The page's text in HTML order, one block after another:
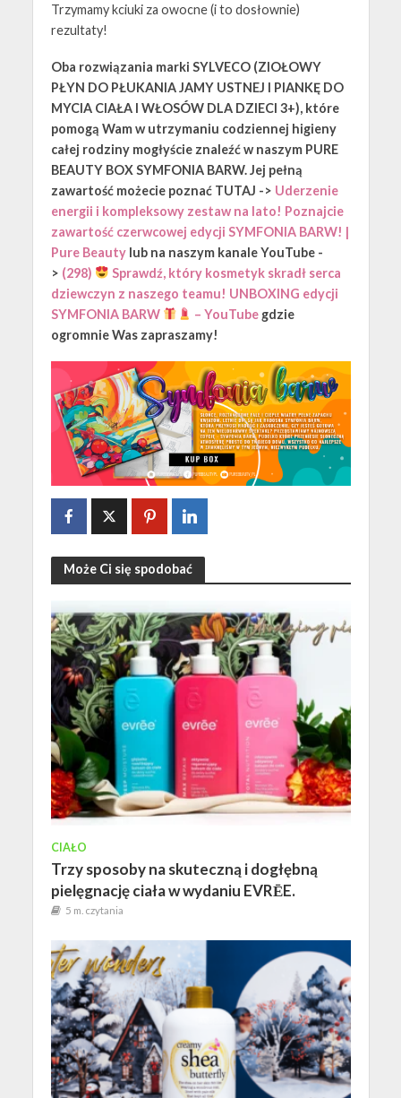
Trzymamy kciuki za owocne (i to dosłownie)
rezultaty!
Oba rozwiązania marki SYLVECO (ZIOŁOWY
PŁYN DO PŁUKANIA JAMY USTNEJ I PIANKĘ DO
MYCIA CIAŁA I WŁOSÓW DLA DZIECI 3+), które
pomogą Wam w utrzymaniu codziennej higieny
całej rodziny mogłyście znaleźć w naszym PURE
BEAUTY BOX SYMFONIA BARW. Jej pełną
zawartość możecie poznać TUTAJ -> Uderzenie
energii i kompleksowy zestaw na lato! Poznajcie
zawartość czerwcowej edycji SYMFONIA BARW! |
Pure Beautylub na naszym kanale YouTube -
> (298)
Sprawdź, który kosmetyk skradł serca
dziewczyn z naszego teamu! UNBOXING edycji
SYMFONIA BARW
– YouTube gdzie
ogromnie Was zapraszamy!
Może Ci się spodobać
CIAŁO
Trzy sposoby na skuteczną i dogłębną
pielęgnację ciała w wydaniu EVRĒE.
5 m. czytania